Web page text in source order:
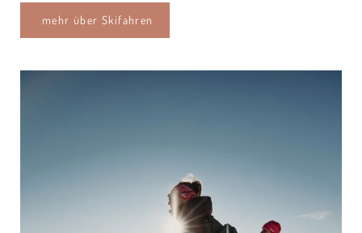
mehr über Skifahren